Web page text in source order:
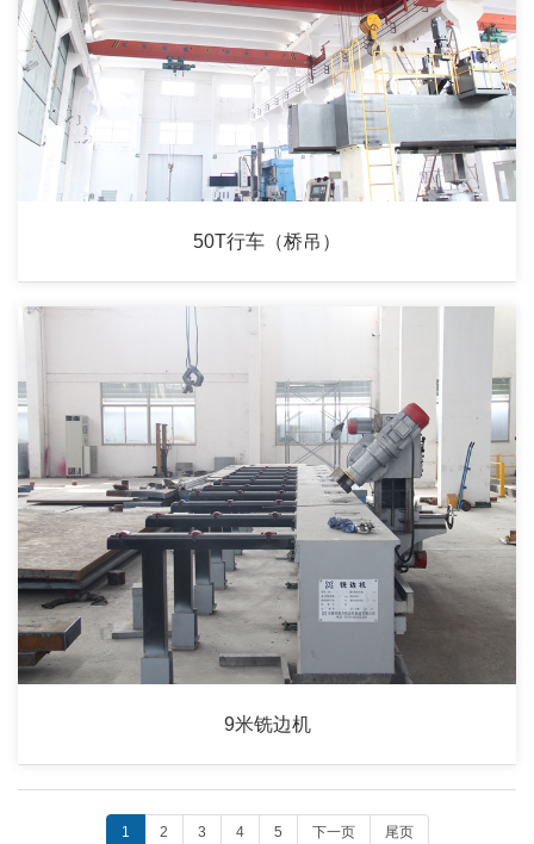
50T行车（桥吊）
9米铣边机
1 2 3 4 5 下一页 尾页